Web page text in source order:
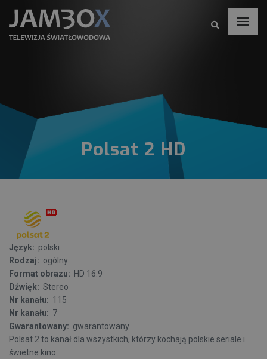
Polsat 2 HD
Język: polski
Rodzaj: ogólny
Format obrazu: HD 16:9
Dźwięk: Stereo
Nr kanału: 115
Nr kanału: 7
Gwarantowany: gwarantowany
Polsat 2 to kanał dla wszystkich, którzy kochają polskie seriale i
świetne kino.